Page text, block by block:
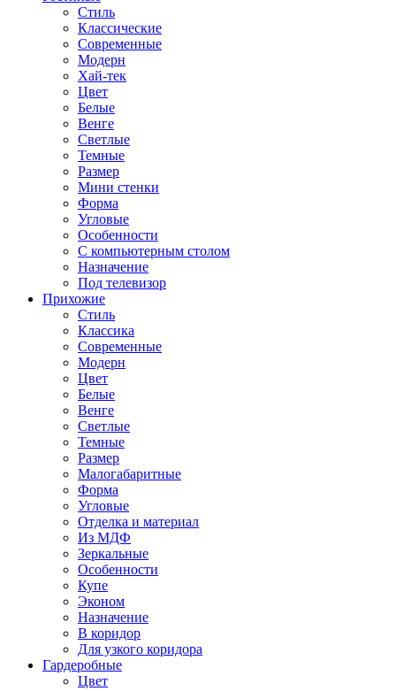
Стиль
Классические
Современные
Модерн
Хай-тек
Цвет
Белые
Венге
Светлые
Темные
Размер
Мини стенки
Форма
Угловые
Особенности
С компьютерным столом
Назначение
Под телевизор
Прихожие
Стиль
Классика
Современные
Модерн
Цвет
Белые
Венге
Светлые
Темные
Размер
Малогабаритные
Форма
Угловые
Отделка и материал
Из МДФ
Зеркальные
Особенности
Купе
Эконом
Назначение
В коридор
Для узкого коридора
Гардеробные
Цвет